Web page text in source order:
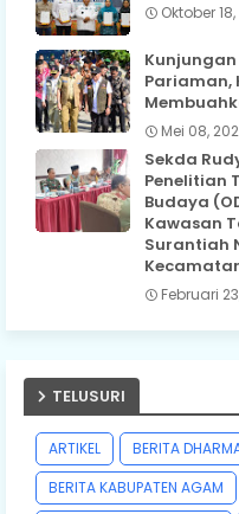
Oktober
Kunjungan
Pariaman,
Mei 08,
Sekda
Penelitian
Budaya
Kawasan
Surantiah
Februari
TELUSURI
ARTIKEL
BERITA
BERITA KABUPATEN AGAM